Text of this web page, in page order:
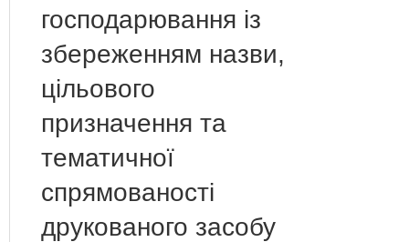
господарювання із
збереженням назви,
цільового
призначення та
тематичної
спрямованості
друкованого засобу